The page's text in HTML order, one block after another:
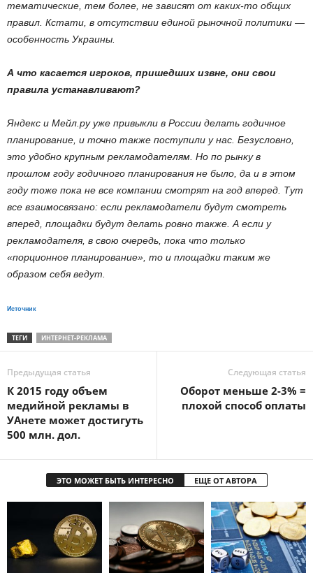
тематические, тем более, не зависят от каких-то общих
правил. Кстати, в отсутствии единой рыночной политики —
особенность Украины.
А что касается игроков, пришедших извне, они свои
правила устанавливают?
Яндекс и Мейл.ру уже привыкли в России делать годичное
планирование, и точно также поступили у нас. Безусловно,
это удобно крупным рекламодателям. Но по рынку в
прошлом году годичного планирования не было, да и в этом
году тоже пока не все компании смотрят на год вперед. Тут
все взаимосвязано: если рекламодатели будут смотреть
вперед, площадки будут делать ровно также. А если у
рекламодателя, в свою очередь, пока что только
«порционное планирование», то и площадки таким же
образом себя ведут.
Источник
ТЕГИ ИНТЕРНЕТ-РЕКЛАМА
Предыдущая статья
К 2015 году объем
медийной рекламы в
УАнете может достигуть
500 млн. дол.
Следующая статья
Оборот меньше 2-3% =
плохой способ оплаты
ЭТО МОЖЕТ БЫТЬ ИНТЕРЕСНО ЕЩЕ ОТ АВТОРА